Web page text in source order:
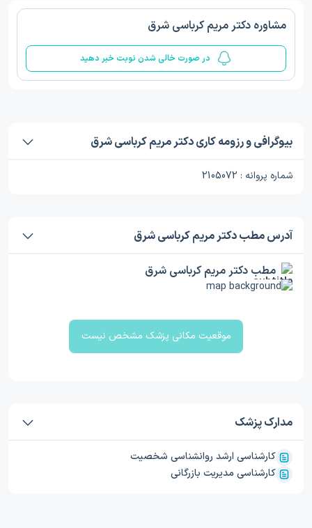
مشاوره دکتر مریم کرباسی شرق
در صورت خالی شدن نوبت خبر دهید
بیوگرافی و رزومه کاری دکتر مریم کرباسی شرق
شماره پروانه : 2105072
آدرس مطب دکتر مریم کرباسی شرق
مطب دکتر مریم کرباسی شرق
موقعیت مکانی پزشک مشخص نیست
مدارک پزشک
کارشناسی ارشد روانشناسی شخصیت
کارشناسی مدیریت بازرگانی